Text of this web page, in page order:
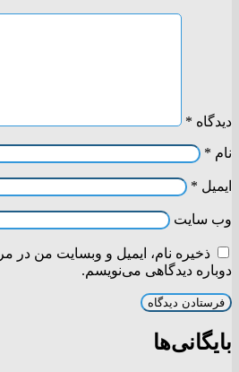
دیدگاه *
نام *
ایمیل *
وب‌ سایت
ذخیره نام، ایمیل و وبسایت من در
دوباره دیدگاهی می‌نویسم.
بایگانی‌ها